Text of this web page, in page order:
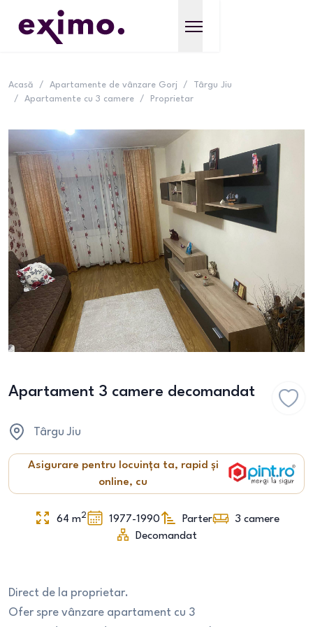
Acasă / Apartamente de vânzare Gorj /
Târgu Jiu
/
Apartamente cu 3 camere / Proprietar
Apartament 3 camere decomandat
Târgu Jiu
Asigurare pentru locuința ta, rapid și
online, cu
64 m2 1977-1990 Parter 3 camere
Decomandat
Direct de la proprietar.
Ofer spre vânzare apartament cu 3